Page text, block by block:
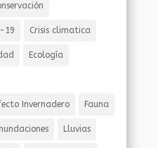
19 Crisis climatica
Ecología
Invernadero Fauna
Lluvias